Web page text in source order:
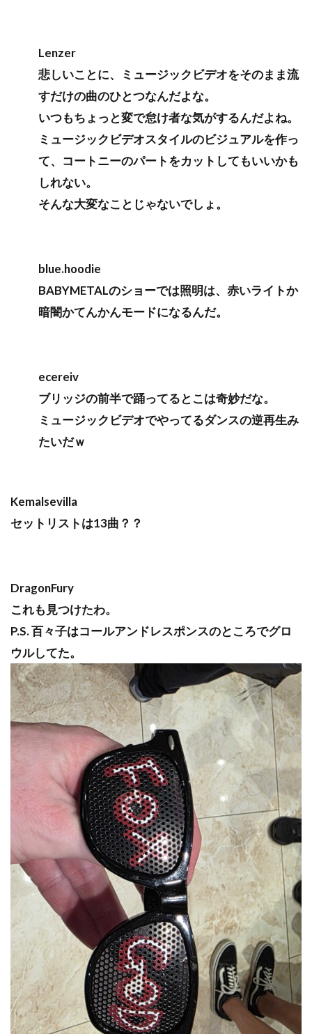
Lenzer
悲しいことに、ミュージックビデオをそのまま流
すだけの曲のひとつなんだよな。
いつもちょっと変で怠け者な気がするんだよね。
ミュージックビデオスタイルのビジュアルを作っ
て、コートニーのパートをカットしてもいいかも
しれない。
そんな大変なことじゃないでしょ。
blue.hoodie
BABYMETALのショーでは照明は、赤いライトか
暗闇かてんかんモードになるんだ。
ecereiv
ブリッジの前半で踊ってるとこは奇妙だな。
ミュージックビデオでやってるダンスの逆再生み
たいだｗ
Kemalsevilla
セットリストは13曲？？
DragonFury
これも見つけたわ。
P.S. 百々子はコールアンドレスポンスのところでグロ
ウルしてた。